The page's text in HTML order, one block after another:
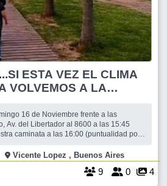
ESTA VEZ EL CLIMA
VOLVEMOS A LA
16 de Noviembre frente a las
Av. del Libertador al 8600 a las 15:45
caminata a las 16:00 (puntualidad por
Francisco de Laprida, doblamos por la
Vicente Lopez , Buenos Aires
9 0 4